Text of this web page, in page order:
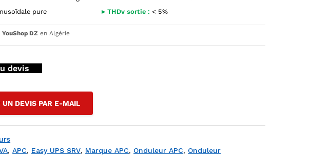
pure ▸ THDv sortie : < 5%
YouShop DZ en Algérie
devis
DEVIS PAR E-MAIL
,APC, Easy UPS SRV, Marque APC, Onduleur APC, Onduleur